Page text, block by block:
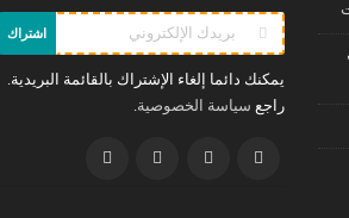
اشتراك
يمكنك دائما إلغاء الإشتراك بالقائمة البريدية.
راجع سياسة الخصوصية.